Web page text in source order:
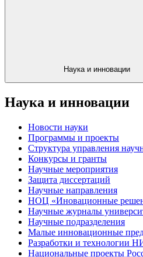
Наука и инновации
Наука и инновации
Новости науки
Программы и проекты
Структура управления
Конкурсы и гранты
Научные мероприятия
Защита диссертаций
Научные направления
НОЦ «Иновационные
Научные журналы
Научные подразделения
Малые инновационные
Разработки и технологии
Национальные проекты